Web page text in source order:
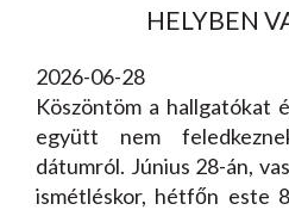
HELYBEN
2026-06-28
Köszöntöm a hallgatókat
együtt nem
dátumról. Június 28-án,
ismétléskor, hétfőn este